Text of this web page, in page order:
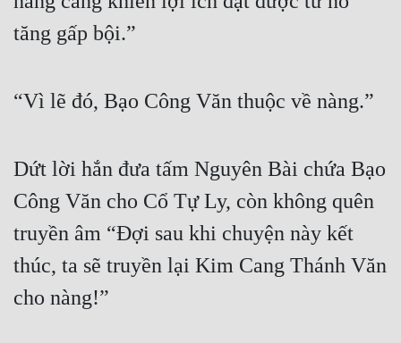
tăng gấp bội.”
“Vì lẽ đó, Bạo Công Văn thuộc về nàng.”
Dứt lời hắn đưa tấm Nguyên Bài chứa Bạo
Công Văn cho Cổ Tự Ly, còn không quên
truyền âm “Đợi sau khi chuyện này kết
thúc, ta sẽ truyền lại Kim Cang Thánh Văn
cho nàng!”